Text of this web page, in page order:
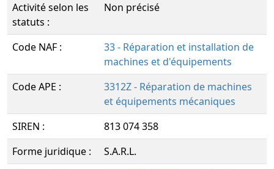
Activité selon les
statuts :
Non précisé
Code NAF :
33 - Réparation et installation de
machines et d'équipements
Code APE :
3312Z - Réparation de machines
et équipements mécaniques
SIREN :
813 074 358
Forme juridique :
S.A.R.L.